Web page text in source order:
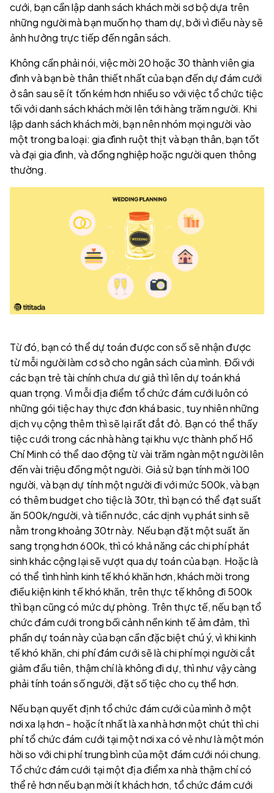
cưới, bạn cần lập danh sách khách mời sơ bộ dựa trên
những người mà bạn muốn họ tham dự, bởi vì điều này sẽ
ảnh hưởng trực tiếp đến ngân sách.
Không cần phải nói, việc mời 20 hoặc 30 thành viên gia
đình và bạn bè thân thiết nhất của bạn đến dự đám cưới
ở sân sau sẽ ít tốn kém hơn nhiều so với việc tổ chức tiệc
tối với danh sách khách mời lên tới hàng trăm người. Khi
lập danh sách khách mời, bạn nên nhóm mọi người vào
một trong ba loại: gia đình ruột thịt và bạn thân, bạn tốt
và đại gia đình, và đồng nghiệp hoặc người quen thông
thường.
Từ đó, bạn có thể dự toán được con số sẽ nhận được
từ mỗi người làm cơ sở cho ngân sách của mình. Đối với
các bạn trẻ tài chính chưa dư giả thì lên dự toán khá
quan trọng. Vì mỗi địa điểm tổ chức đám cưới luôn có
những gói tiệc hay thực đơn khá basic, tuy nhiên những
dịch vụ cộng thêm thì sẽ lại rất đắt đỏ. Bạn có thể thấy
tiệc cưới trong các nhà hàng tại khu vực thành phố Hồ
Chí Minh có thể dao động từ vài trăm ngàn một người lên
đến vài triệu đồng một người. Giả sử bạn tính mời 100
người, và bạn dự tính một người đi với mức 500k, và bạn
có thêm budget cho tiệc là 30tr, thì bạn có thể đạt suất
ăn 500k/người, và tiền nước, các dịnh vụ phát sinh sẽ
nằm trong khoảng 30tr này. Nếu bạn đặt một suất ăn
sang trọng hơn 600k, thì có khả năng các chi phí phát
sinh khác cộng lại sẽ vượt qua dự toán của bạn. Hoặc là
có thể tình hình kinh tế khó khăn hơn, khách mời trong
điều kiện kinh tế khó khăn, trên thực tế không đi 500k
thì bạn cũng có mức dự phòng. Trên thực tế, nếu bạn tổ
chức đám cưới trong bối cảnh nền kinh tế ảm đảm, thì
phần dự toán này của bạn cần đặc biệt chú ý, vì khi kinh
tế khó khăn, chi phí đám cưới sẽ là chi phí mọi người cắt
giảm đầu tiên, thậm chí là không đi dự, thì như vậy càng
phải tính toán số người, đặt số tiệc cho cụ thể hơn.
Nếu bạn quyết định tổ chức đám cưới của mình ở một
nơi xa lạ hơn - hoặc ít nhất là xa nhà hơn một chút thì chi
phí tổ chức đám cưới tại một nơi xa có vẻ như là một món
hời so với chi phí trung bình của một đám cưới nói chung.
Tổ chức đám cưới tại một địa điểm xa nhà thậm chí có
thể rẻ hơn nếu bạn mời ít khách hơn, tổ chức đám cưới